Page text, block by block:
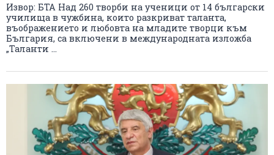
Извор: БТА Над 260 творби на ученици от 14 български
училища в чужбина, които разкриват таланта,
въображението и любовта на младите творци към
България, са включени в международната изложба
„Таланти ...